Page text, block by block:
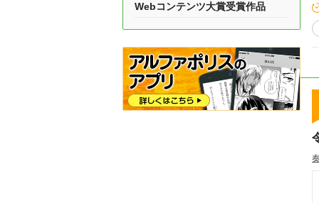
Webコンテンツ大賞受賞作品